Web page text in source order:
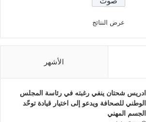
عرض النتائج
الأشهر
ادريس شحتان ينفي رغبته في رئاسة المجلس
الوطني للصحافة ويدعو إلى اختيار قيادة توحّد
الجسم المهني